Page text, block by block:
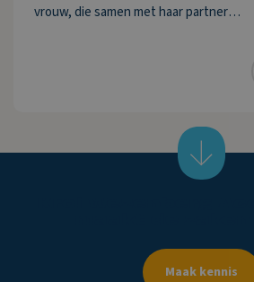
vrouw, die samen met haar partner
Maak kennis